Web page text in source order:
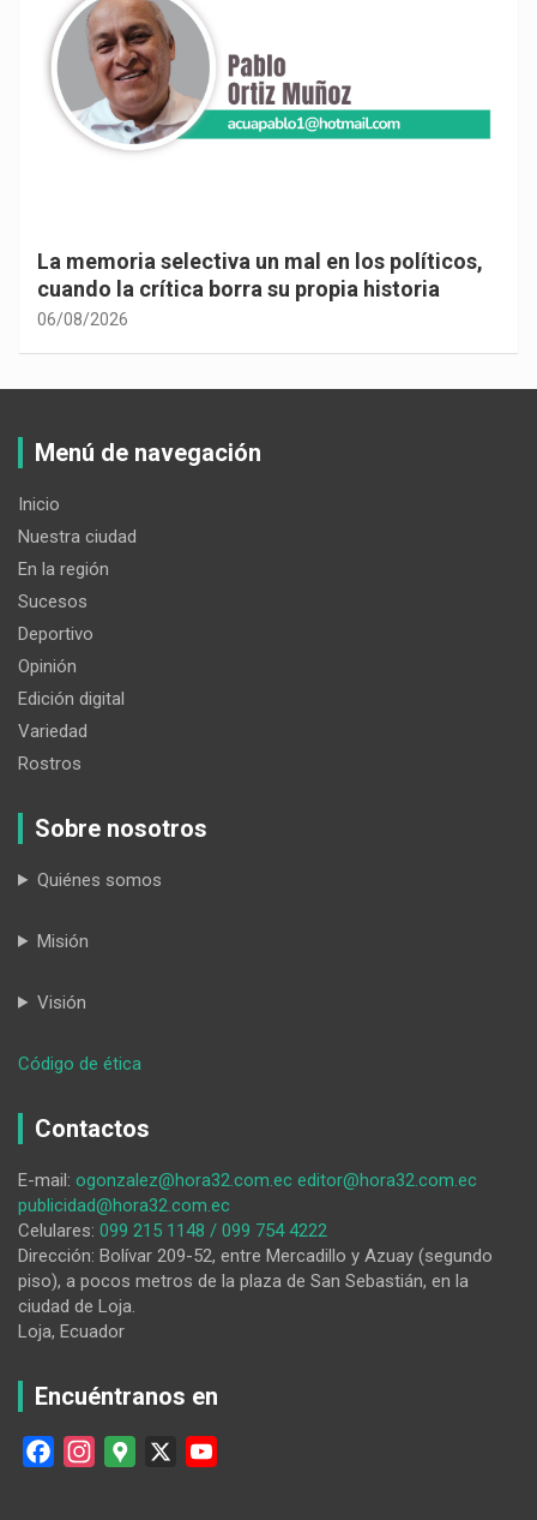
La memoria selectiva un mal en los políticos,
cuando la crítica borra su propia historia
06/08/2026
Menú de navegación
Inicio
Nuestra ciudad
En la región
Sucesos
Deportivo
Opinión
Edición digital
Variedad
Rostros
Sobre nosotros
Quiénes somos
Misión
Visión
Código de ética
aguante
Contactos
E-mail: ogonzalez@hora32.com.ec editor@hora32.com.ec
publicidad@hora32.com.ec
Celulares: 099 215 1148 / 099 754 4222
Dirección: Bolívar 209-52, entre Mercadillo y Azuay (segundo
piso), a pocos metros de la plaza de San Sebastián, en la
ciudad de Loja.
Loja, Ecuador
Encuéntranos en